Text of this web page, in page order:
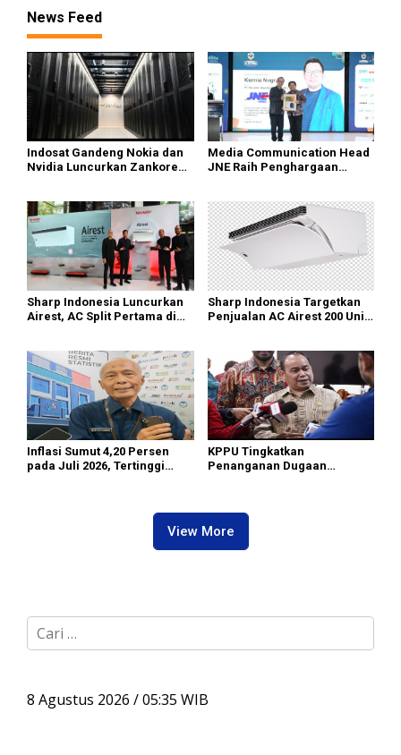
News Feed
Indosat Gandeng Nokia dan
Nvidia Luncurkan Zankore
Media Communication Head
JNE Raih Penghargaan
Sharp Indonesia Luncurkan
Airest, AC Split Pertama di
Sharp Indonesia Targetkan
Penjualan AC Airest 200 Unit
Inflasi Sumut 4,20 Persen
pada Juli 2026, Tertinggi
KPPU Tingkatkan
Penanganan Dugaan
View More
C
a
u
8 Agustus 2026 / 05:35 WIB